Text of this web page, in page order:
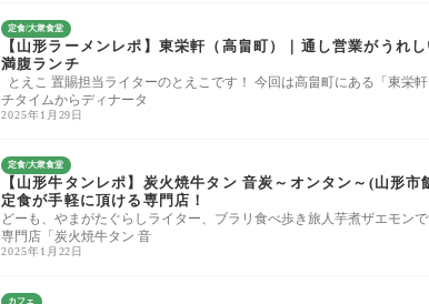
定食/大衆食堂
【山形ラーメンレポ】東栄軒（高畠町）｜通し営業がうれ
満腹ランチ
とえこ 置賜担当ライターのとえこです！ 今回は高畠町にある「東栄
チタイムからディナータ
2025年1月29日
定食/大衆食堂
【山形牛タンレポ】炭火焼牛タン 音炭～オンタン～(山形
定食が手軽に頂ける専門店！
どーも、やまがたぐらしライター、ブラリ食べ歩き旅人芋煮ザエモン
専門店「炭火焼牛タン 音
2025年1月22日
カフェ